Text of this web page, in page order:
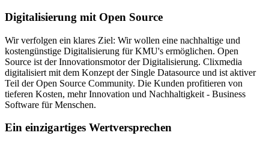
Digitalisierung mit Open Source
Wir verfolgen ein klares Ziel: Wir wollen eine nachhaltige und
kostengünstige Digitalisierung für KMU's ermöglichen. Open
Source ist der Innovationsmotor der Digitalisierung. Clixmedia
digitalisiert mit dem Konzept der Single Datasource und ist aktiver
Teil der Open Source Community. Die Kunden profitieren von
tieferen Kosten, mehr Innovation und Nachhaltigkeit - Business
Software für Menschen.
Ein einzigartiges Wertversprechen